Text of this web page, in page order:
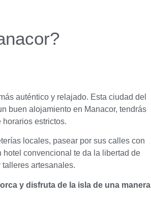
auténtico y relajado. Esta ciudad del
buen alojamiento en Manacor, tendrás
estrictos.
locales, pasear por sus calles con
convencional te da la libertad de
artesanales.
y disfruta de la isla de una manera